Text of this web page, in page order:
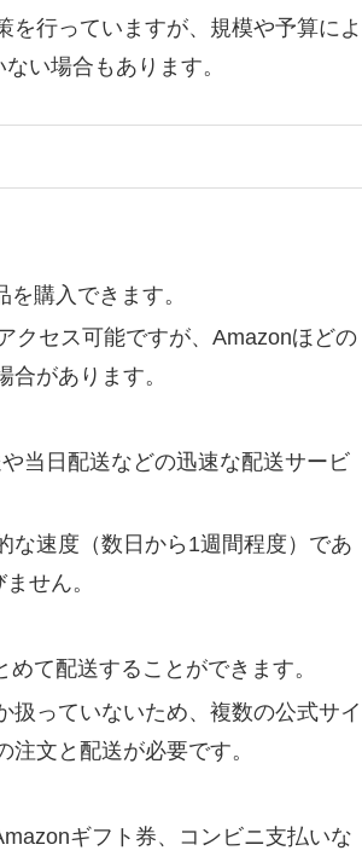
を行っていますが、規模や予算によ
い場合もあります。
購入できます。
クセス可能ですが、Amazonほどの
があります。
当日配送などの迅速な配送サービ
な速度（数日から1週間程度）であ
せん。
て配送することができます。
扱っていないため、複数の公式サイ
文と配送が必要です。
ギフト券、コンビニ支払いな